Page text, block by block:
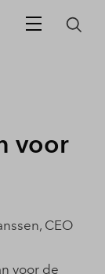
voor
CEO
voor de